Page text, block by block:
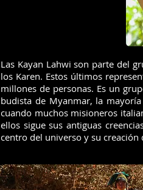
Las Kayan Lahwi son parte del
los Karen. Estos últimos
millones de personas. Es un
budista de Myanmar, la
cuando muchos misioneros
ellos sigue sus antiguas
centro del universo y su